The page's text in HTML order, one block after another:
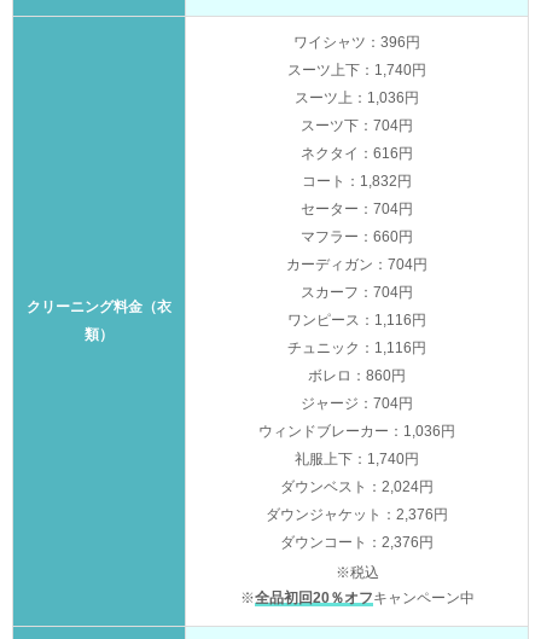
クリーニング料金（衣
類）
ワイシャツ：396円
スーツ上下：1,740円
スーツ上：1,036円
スーツ下：704円
ネクタイ：616円
コート：1,832円
セーター：704円
マフラー：660円
カーディガン：704円
スカーフ：704円
ワンピース：1,116円
チュニック：1,116円
ボレロ：860円
ジャージ：704円
ウィンドブレーカー：1,036円
礼服上下：1,740円
ダウンベスト：2,024円
ダウンジャケット：2,376円
ダウンコート：2,376円
※税込
※全品初回20％オフキャンペーン中